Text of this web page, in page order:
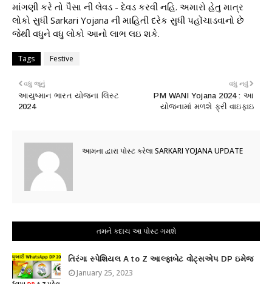
માંગણી કરે તો પૈસા ની લેવડ - દેવડ કરવી નહિ. અમારો હેતુ માત્ર
લોકો સુધી Sarkari Yojana ની માહિતી દરેક સુધી પહોંચાડવાનો છે
જેથી વધુને વધુ લોકો આનો લાભ લઇ શકે.
Tags Festive
વધુ નવું
PM WANI Yojana 2024 : આ
યોજનામાં મળશે ફ્રી વાઇફાઇ
વધુ જૂનું
આયુષ્માન ભારત યોજના લિસ્ટ
2024
આમના દ્વારા પોસ્ટ કરેલાSARKARI YOJANA UPDATE
તમને કદાચ આ પોસ્ટ ગમશે
તિરંગા સ્પેશિયલ A to Z આલ્ફાબેટ વોટ્સએપ DP ઇમેજ
January 25, 2023